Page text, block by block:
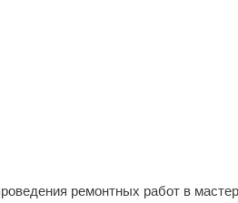
ремонтных работ в